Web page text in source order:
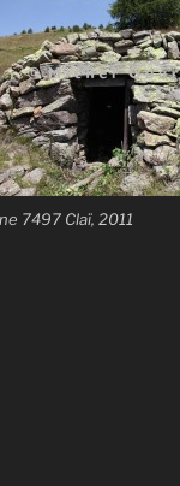
7497 Claï, 2011